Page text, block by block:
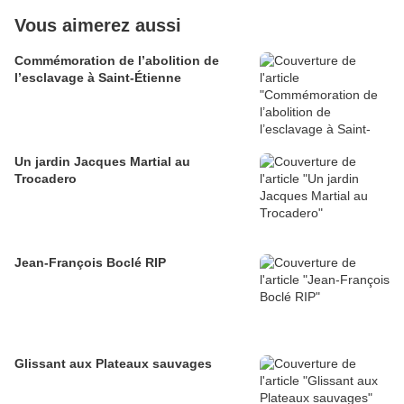
Vous aimerez aussi
Commémoration de l’abolition de
l’esclavage à Saint-Étienne
Un jardin Jacques Martial au
Trocadero
Jean-François Boclé RIP
Glissant aux Plateaux sauvages